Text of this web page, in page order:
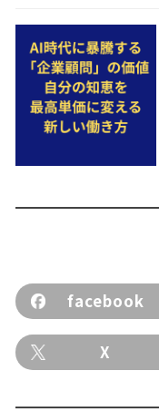
facebook
X